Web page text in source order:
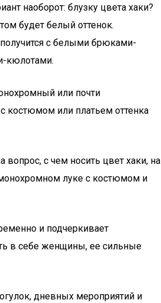
наоборот: блузку цвета хаки?
будет белый оттенок.
с белыми брюками-
кюлотами.
или почти
костюмом или платьем оттенка
вопрос, с чем носить цвет хаки, на
луке с костюмом и
и подчеркивает
в себе женщины, ее сильные
дневных мероприятий и